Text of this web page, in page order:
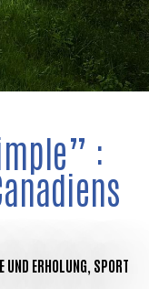
:
UND ERHOLUNG, SPORT